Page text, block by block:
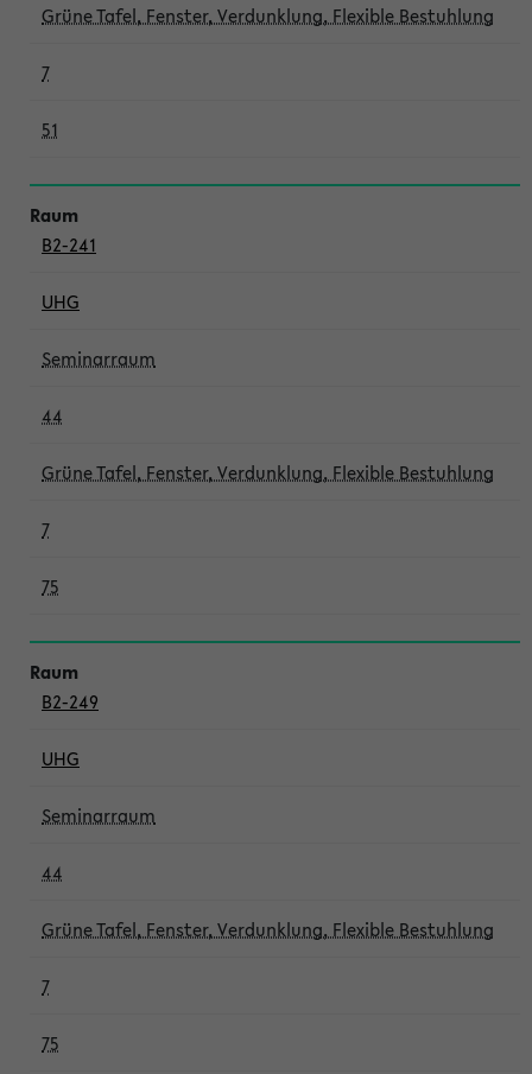
Grüne Tafel, Fenster, Verdunklung, Flexible Bestuhlung
7
51
B2-241
UHG
Seminarraum
44
Grüne Tafel, Fenster, Verdunklung, Flexible Bestuhlung
7
75
B2-249
UHG
Seminarraum
44
Grüne Tafel, Fenster, Verdunklung, Flexible Bestuhlung
7
75